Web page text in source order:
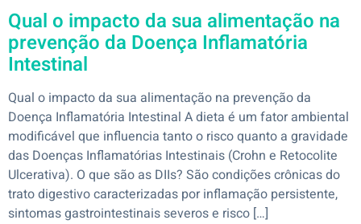
Qual o impacto da sua alimentação na
prevenção da Doença Inflamatória
Intestinal
Qual o impacto da sua alimentação na prevenção da
Doença Inflamatória Intestinal A dieta é um fator ambiental
modificável que influencia tanto o risco quanto a gravidade
das Doenças Inflamatórias Intestinais (Crohn e Retocolite
Ulcerativa). O que são as DIIs? São condições crônicas do
trato digestivo caracterizadas por inflamação persistente,
sintomas gastrointestinais severos e risco […]